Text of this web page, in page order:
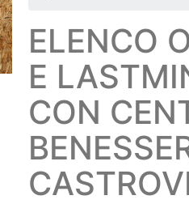
ELENCO
E
CON